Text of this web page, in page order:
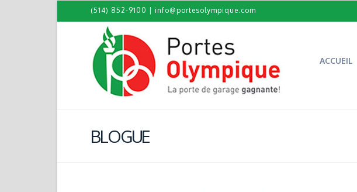
(514) 852-9100 info@portesolympique.com
ACCUEIL
BLOGUE